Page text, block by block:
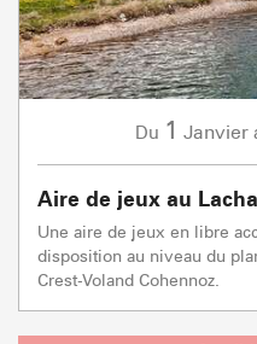
Du 1 Janvier
Aire de jeux au
Une aire de jeux en libre
disposition au niveau du
Crest-Voland Cohennoz.